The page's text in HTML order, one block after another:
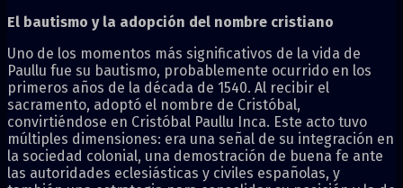
El bautismo y la adopción del nombre cristiano
Uno de los momentos más significativos de la vida de
Paullu fue su bautismo, probablemente ocurrido en los
primeros años de la década de 1540. Al recibir el
sacramento, adoptó el nombre de Cristóbal,
convirtiéndose en Cristóbal Paullu Inca. Este acto tuvo
múltiples dimensiones: era una señal de su integración en
la sociedad colonial, una demostración de buena fe ante
las autoridades eclesiásticas y civiles españolas, y